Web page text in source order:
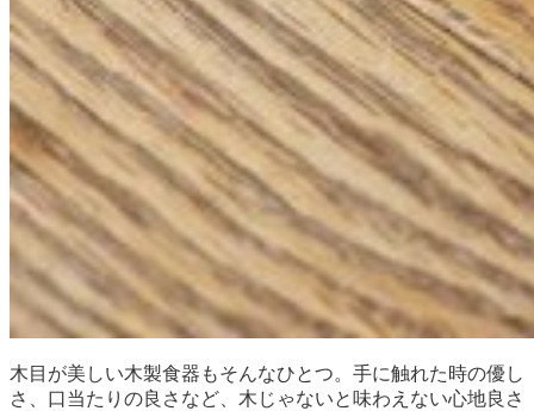
木目が美しい木製食器もそんなひとつ。手に触れた時の優し
さ、口当たりの良さなど、木じゃないと味わえない心地良さ